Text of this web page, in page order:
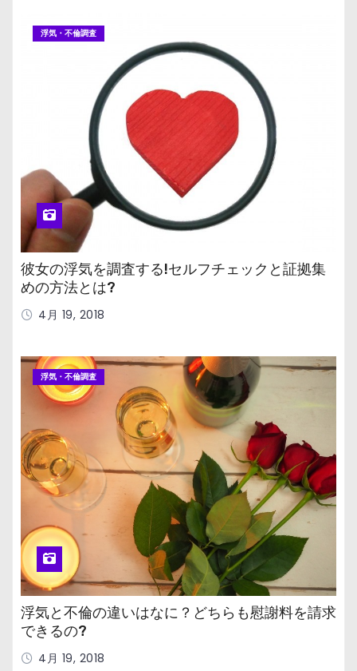
浮気・不倫調査
彼女の浮気を調査する!セルフチェックと証拠集
めの方法とは?
4月 19, 2018
浮気・不倫調査
浮気と不倫の違いはなに？どちらも慰謝料を請求
できるの?
4月 19, 2018